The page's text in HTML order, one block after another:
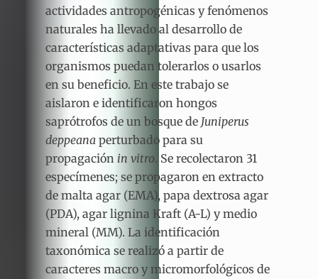
actividades antropogénicas y fenómenos
naturales ha llevado al desarrollo de
características adaptativas para que los
organismos puedan tolerarlos o usarlos
en su beneficio. En este trabajo se
aislaron e identificaron hongos
saprótrofos de un bosque de Juniperus
deppeana perturbado para su
propagación in vitro. Se recolectaron 31
especímenes; se propagaron en extracto
de malta agar (EMA), papa dextrosa agar
(PDA), agar lignina Kraft (A-L) y medio
mineral (MM). La identificación
taxonómica se realizó a partir de
caracteres macro y micromorfológicos de